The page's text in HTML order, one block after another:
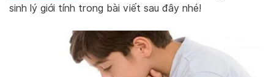
sinh lý giới tính trong bài viết sau đây nhé!